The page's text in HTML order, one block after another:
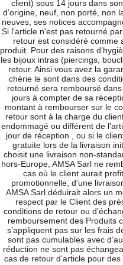
client) sous 14 jours dans
d’origine, neuf, non porté, non
neuves, ses notices
Si l'article n'est pas retourné
retour est considéré comme
produit. Pour des raisons
les bijoux intras (piercings,
retour. Ainsi vous avez la
chérie le sont dans des
retourné sera remboursé
jours à compter de sa
montant à rembourser sur le
retour sont à la charge du
endommagé ou différent de
jour de réception , ou si le
gratuite lors de la livraison
choisit une livraison non-
hors-Europe, AMSA Sarl ne
cas où le client aurait
promotionnelle, d'une
AMSA Sarl déduirait alors un
respect par le Client des
conditions de retour ou
remboursement des Produits
s’appliquent pas sur les frais
sont pas cumulables avec
réduction ne sont pas
cas de retour d’article pour